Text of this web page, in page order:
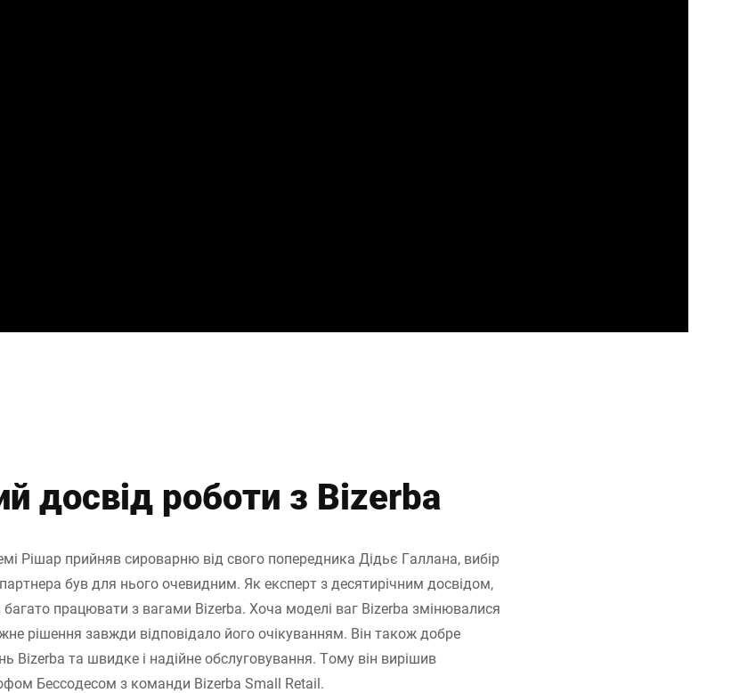
досвід роботи з Bizerba
Рішар прийняв сироварню від свого попередника Дідьє Галлана, вибір
був для нього очевидним. Як експерт з десятирічним досвідом,
працювати з вагами Bizerba. Хоча моделі ваг Bizerba змінювалися
рішення завжди відповідало його очікуванням. Він також добре
Bizerba та швидке і надійне обслуговування. Тому він вирішив
Бессодесом з команди Bizerba Small Retail.